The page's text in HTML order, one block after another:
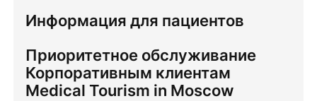
Информация для пациентов
Приоритетное обслуживание
Корпоративным клиентам
Medical Tourism in Moscow